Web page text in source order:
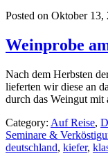
Posted on Oktober 13,
Weinprobe
Nach dem Herbsten
lieferten wir diese an
durch das Weingut mit
Category: Auf Reise,
Seminare &
deutschland, kiefer,